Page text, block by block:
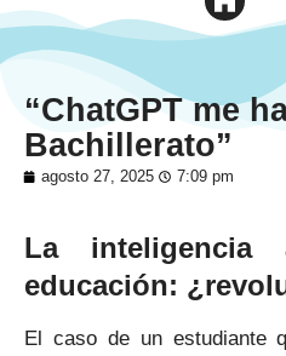
“ChatGPT me
Bachillerato”
agosto 27, 2025 7:09 pm
La
educación:
El caso de un estudiante